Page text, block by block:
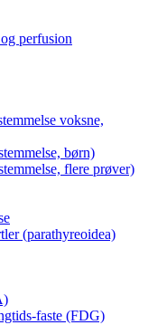
perfusion
voksne,
børn)
flere prøver)
(parathyreoidea)
faste (FDG)